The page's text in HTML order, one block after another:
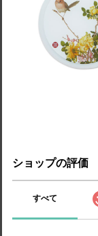
ショップの評価
すべて